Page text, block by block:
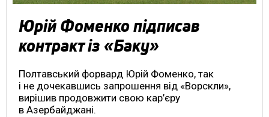
Юрій Фоменко підписав
контракт із «Баку»
Полтавський форвард Юрій Фоменко, так
і не дочекавшись запрошення від «Ворскли»,
вирішив продовжити свою кар’єру
в Азербайджані.